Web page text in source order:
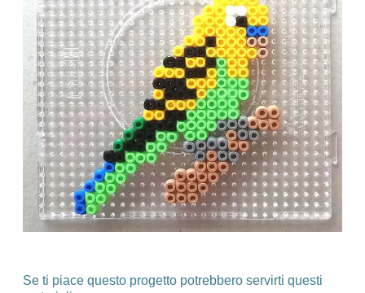
Se ti piace questo progetto potrebbero servirti questi